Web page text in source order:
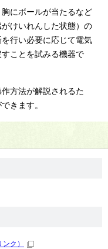
にボールが当たるなど
けいれんした状態）の
行い必要に応じて電気
ことを試みる機器で
方法が解説されるた
きます。
ンク）